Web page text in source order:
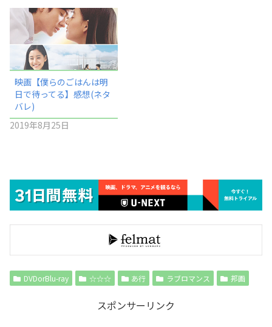
映画【僕らのごはんは明
日で待ってる】感想(ネタ
バレ)
2019年8月25日
DVDorBlu-ray ☆☆☆ あ行 ラブロマンス 邦画
スポンサーリンク